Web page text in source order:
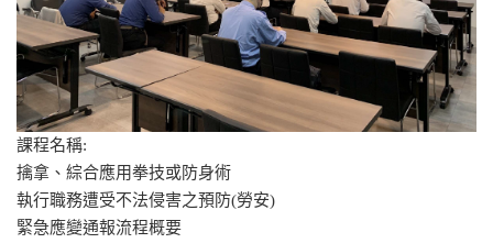
課程名稱:
擒拿、綜合應用拳技或防身術
執行職務遭受不法侵害之預防(勞安)
緊急應變通報流程概要